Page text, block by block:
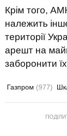
Крім того,
належить
території
арешт на
заборонити
Газпром (977)